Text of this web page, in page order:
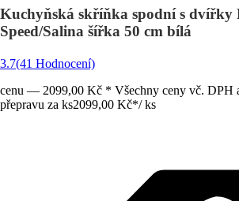
Kuchyňská skříňka spodní s dvířky
Speed/Salina šířka 50 cm bílá
3.7(41 Hodnocení)
cenu — 2099,00 Kč * Všechny ceny vč. DPH
přepravu za ks2099,00 Kč*/ ks